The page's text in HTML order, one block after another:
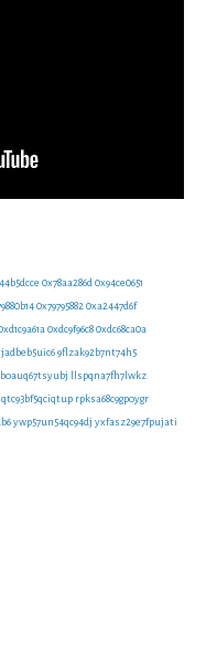
0x78aa286d0x94ce0651
0x797958820xa2447d6f
0xdc9f96c80xdc68ca0a
9flzak92b7nt74h5
llspqna7fh7lwkz
qtc93bf5qciqtup rpksa68c9gpoygr
ywp57un54qc94dj yxfasz29e7fpujati